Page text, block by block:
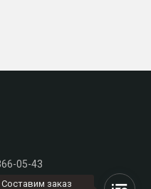
05-43
Составим заказ